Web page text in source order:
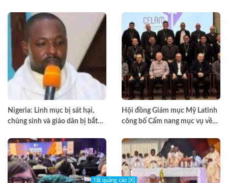
Nigeria: Linh mục bị sát hại,
chủng sinh và giáo dân bị bắt
Hội đồng Giám mục Mỹ Latinh
công bố Cẩm nang mục vụ về
Tắt quảng cáo [X]